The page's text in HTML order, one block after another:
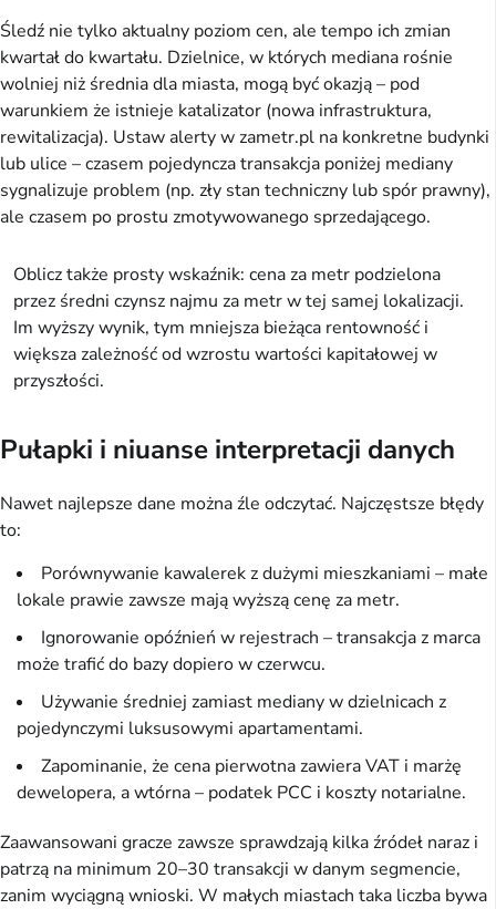
Śledź nie tylko aktualny poziom cen, ale tempo ich zmian
kwartał do kwartału. Dzielnice, w których mediana rośnie
wolniej niż średnia dla miasta, mogą być okazją – pod
warunkiem że istnieje katalizator (nowa infrastruktura,
rewitalizacja). Ustaw alerty w zametr.pl na konkretne budynki
lub ulice – czasem pojedyncza transakcja poniżej mediany
sygnalizuje problem (np. zły stan techniczny lub spór prawny),
ale czasem po prostu zmotywowanego sprzedającego.
Oblicz także prosty wskaźnik: cena za metr podzielona
przez średni czynsz najmu za metr w tej samej lokalizacji.
Im wyższy wynik, tym mniejsza bieżąca rentowność i
większa zależność od wzrostu wartości kapitałowej w
przyszłości.
Pułapki i niuanse interpretacji danych
Nawet najlepsze dane można źle odczytać. Najczęstsze błędy
to:
Porównywanie kawalerek z dużymi mieszkaniami – małe
lokale prawie zawsze mają wyższą cenę za metr.
Ignorowanie opóźnień w rejestrach – transakcja z marca
może trafić do bazy dopiero w czerwcu.
Używanie średniej zamiast mediany w dzielnicach z
pojedynczymi luksusowymi apartamentami.
Zapominanie, że cena pierwotna zawiera VAT i marżę
dewelopera, a wtórna – podatek PCC i koszty notarialne.
Zaawansowani gracze zawsze sprawdzają kilka źródeł naraz i
patrzą na minimum 20–30 transakcji w danym segmencie,
zanim wyciągną wnioski. W małych miastach taka liczba bywa